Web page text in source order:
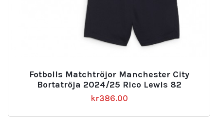
Fotbolls Matchtröjor Manchester City
Bortatröja 2024/25 Rico Lewis 82
kr386.00